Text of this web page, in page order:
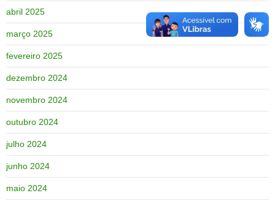
abril 2025
março 2025
fevereiro 2025
dezembro 2024
novembro 2024
outubro 2024
julho 2024
junho 2024
maio 2024